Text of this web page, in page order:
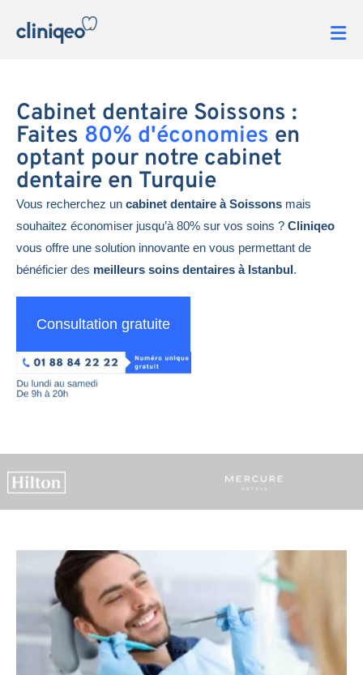
Cabinet dentaire Soissons :
Faites 80% d'économies en
optant pour notre cabinet
dentaire en Turquie
Vous recherchez un cabinet dentaire à Soissons mais
souhaitez économiser jusqu’à 80% sur vos soins ? Cliniqeo
vous offre une solution innovante en vous permettant de
bénéficier des meilleurs soins dentaires à Istanbul.
Consultation gratuite